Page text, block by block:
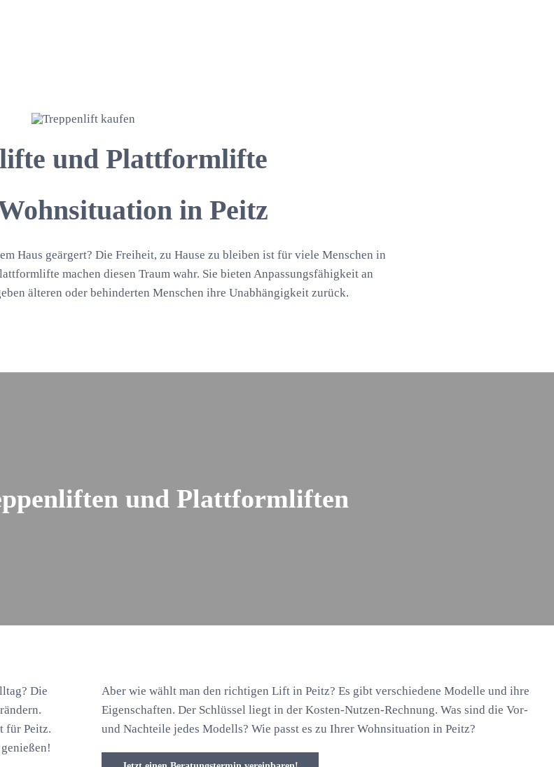
und Plattformlifte
in Peitz
Haus geärgert? Die Freiheit, zu Hause zu bleiben ist für viele Menschen in
machen diesen Traum wahr. Sie bieten Anpassungsfähigkeit an
älteren oder behinderten Menschen ihre Unabhängigkeit zurück.
und Plattformliften
Die
für Peitz.
Aber wie wählt man den richtigen Lift in Peitz? Es gibt verschiedene Modelle und ihre
Eigenschaften. Der Schlüssel liegt in der Kosten-Nutzen-Rechnung. Was sind die Vor-
und Nachteile jedes Modells? Wie passt es zu Ihrer Wohnsituation in Peitz?